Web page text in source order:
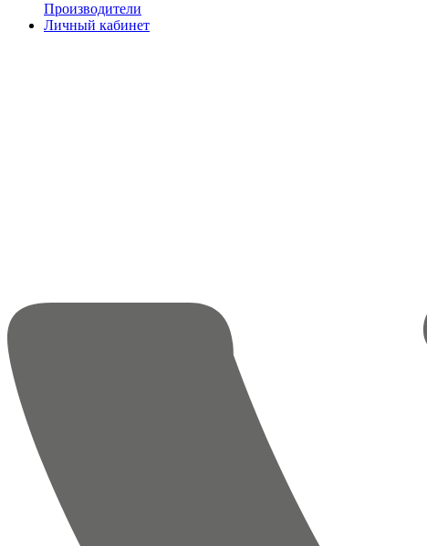
Производители
Личный кабинет